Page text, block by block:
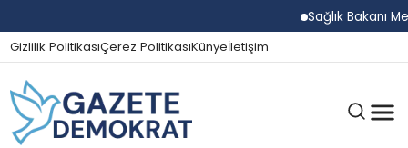
Sağlık Bakanı
Gizlilik PolitikasıÇerez PolitikasıKünyeİletişim